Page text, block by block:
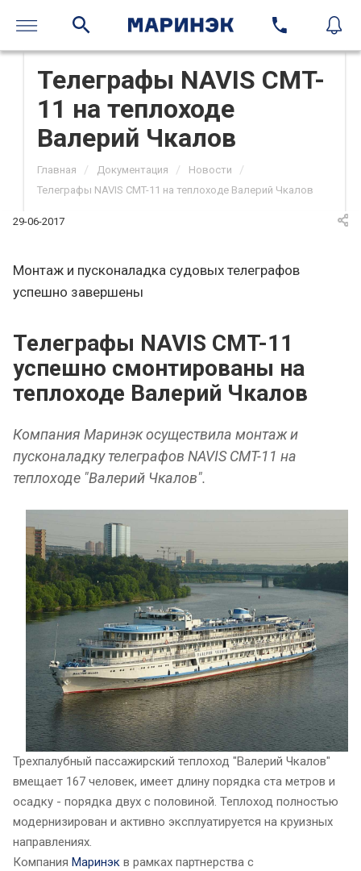
Телеграфы NAVIS CMT-
11 на теплоходе
Валерий Чкалов
Главная / Документация / Новости /
Телеграфы NAVIS CMT-11 на теплоходе Валерий Чкалов
29-06-2017
Монтаж и пусконаладка судовых телеграфов
успешно завершены
Телеграфы NAVIS CMT-11
успешно смонтированы на
теплоходе Валерий Чкалов
Компания Маринэкосуществила монтаж и
пусконаладку телеграфов NAVIS CMT-11 на
теплоходе "Валерий Чкалов".
Трехпалубный пассажирский теплоход "Валерий Чкалов"
вмещает 167 человек, имеет длину порядка ста метров и
осадку - порядка двух с половиной. Теплоход полностью
модернизирован и активно эксплуатируется на круизных
направлениях.
Компания Маринэк в рамках партнерства с